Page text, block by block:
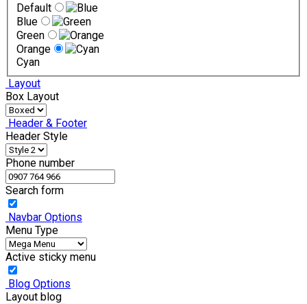
Default
Blue
Green
Orange
Cyan
Layout
Box Layout
Header & Footer
Header Style
Phone number
Search form
Navbar Options
Menu Type
Active sticky menu
Blog Options
Layout blog